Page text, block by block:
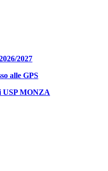
2027
alle GPS
USP MONZA